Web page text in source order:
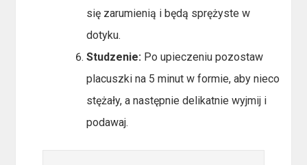
się zarumienią i będą sprężyste w
dotyku.
Studzenie: Po upieczeniu pozostaw
placuszki na 5 minut w formie, aby nieco
stężały, a następnie delikatnie wyjmij i
podawaj.